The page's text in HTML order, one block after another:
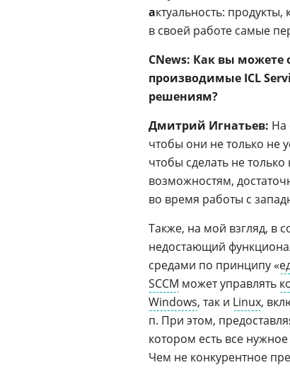
актуальность:
в своей работе самые
CNews: Как вы можете
производимые ICL
решениям?
Дмитрий Игнатьев: На
чтобы они не только не
чтобы сделать не
возможностям,
во время работы с
Также, на мой взгляд, в
недостающий
средами по принципу «
SCCM может управлять
Windows, так и Linux,
п. При этом,
котором есть все
Чем не конкурентное